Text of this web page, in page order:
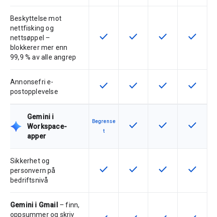
Beskyttelse mot
nettfisking og
nettsøppel –
blokkerer mer enn
99,9 % av alle angrep
Denne funksjonen er tilgjengelig
check Denne funksjonen er
check Denne
check Denne
check
Annonsefri e-
postopplevelse
Denne funksjonen er tilgjengelig
check Denne funksjonen er
check Denne
check Denne
check
Gemini i
Workspace-
apper
Begrense
t
Denne funksjonen er
check Denne
check Denne
check
Sikkerhet og
personvern på
bedriftsnivå
Denne funksjonen er tilgjengelig
check Denne funksjonen er
check Denne
check Denne
check
Gemini i Gmail – finn,
oppsummer og skriv